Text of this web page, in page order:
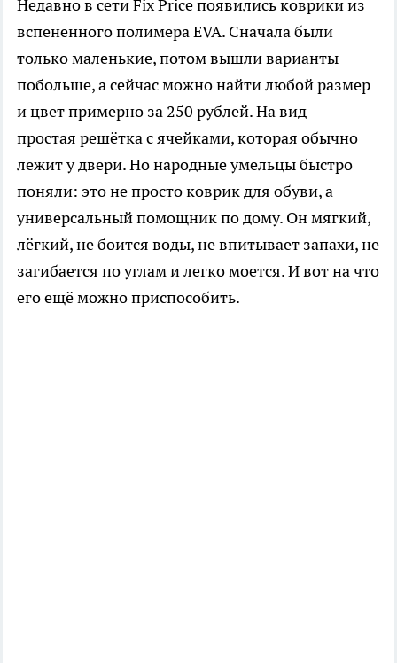
Недавно в сети Fix Price появились коврики из
вспененного полимера EVA. Сначала были
только маленькие, потом вышли варианты
побольше, а сейчас можно найти любой размер
и цвет примерно за 250 рублей. На вид —
простая решётка с ячейками, которая обычно
лежит у двери. Но народные умельцы быстро
поняли: это не просто коврик для обуви, а
универсальный помощник по дому. Он мягкий,
лёгкий, не боится воды, не впитывает запахи, не
загибается по углам и легко моется. И вот на что
его ещё можно приспособить.